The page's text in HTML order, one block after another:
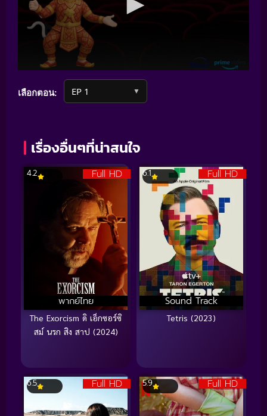
เลือกตอน: ▼
เรื่องอื่นๆที่น่าสนใจ
Full HD
พากย์ไทย
4.2
The Exorcism ดิ เอ็กซอร์ซิ
สม์ นรก สิง สาป (2024)
Full HD
Sound Track
6.1
Tetris (2023)
Full HD
6.5 Full HD
5.9